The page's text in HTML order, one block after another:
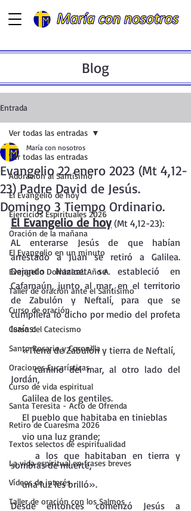
Blog
Entrada
Ver todas las entradas
Adoración al Santísimo
El Evangelio de hoy
Ejercicios Espirituales 2026
Oración de la mañana
El Evangelio en un minuto
Evangelio Dominical. Año A.
Taller de oración ante el Santísimo
Curso de oración
Curso del Catecismo
Santo Rosario y Coronilla
Oraciones Eucarísticas
Curso de vida espiritual
Santa Teresita - Acto de Ofrenda
Retiro de Cuaresma 2026
Textos selectos de espiritualidad
La vida espiritual en frases breves
Vídeos de interés
Taller de oración con los Salmos
Ver todas las entradas
Evangelio 22 enero 2023 (Mt 4,12-
23) Padre David de Jesús.
Domingo 3 Tiempo Ordinario.
María con nosotros
El Evangelio de hoy (Mt 4,12-23):
AL enterarse Jesús de que habían
arrestado a Juan se retiró a Galilea.
Dejando Nazaret se estableció en
Cafarnaún, junto al mar, en el territorio
de Zabulón y Neftalí, para que se
cumpliera lo dicho por medio del profeta
Isaías:
«Tierra de Zabulón y tierra de Neftalí,
camino del mar, al otro lado del
Jordán,
Galilea de los gentiles.
El pueblo que habitaba en tinieblas
vio una luz grande;
a los que habitaban en tierra y
sombras de muerte,
una luz les brilló».
Desde entonces comenzó Jesús a